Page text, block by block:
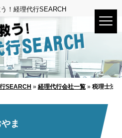
！経理代行SEARCH
SEARCH » 経理代行会社一覧» 税理士法
ま